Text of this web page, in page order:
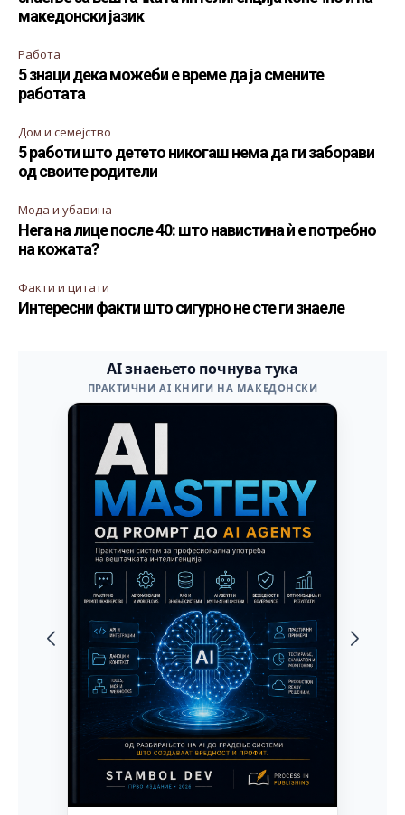
македонски јазик
Работа
5 знаци дека можеби е време да ја смените
работата
Дом и семејство
5 работи што детето никогаш нема да ги заборави
од своите родители
Мода и убавина
Нега на лице после 40: што навистина ѝ е потребно
на кожата?
Факти и цитати
Интересни факти што сигурно не сте ги знаеле